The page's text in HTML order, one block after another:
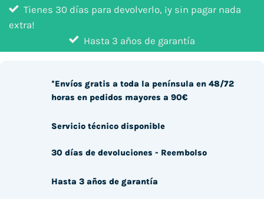
Tienes 30 días para devolverlo, ¡y sin pagar nada
extra!
Hasta 3 años de garantía
*Envíos gratis a toda la península en 48/72
horas en pedidos mayores a 90€
Servicio técnico disponible
30 días de devoluciones - Reembolso
Hasta 3 años de garantía